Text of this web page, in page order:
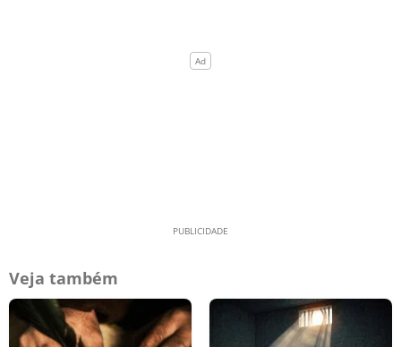
Veja também